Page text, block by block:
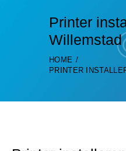
Printer
Willemstad
HOME
PRINTER